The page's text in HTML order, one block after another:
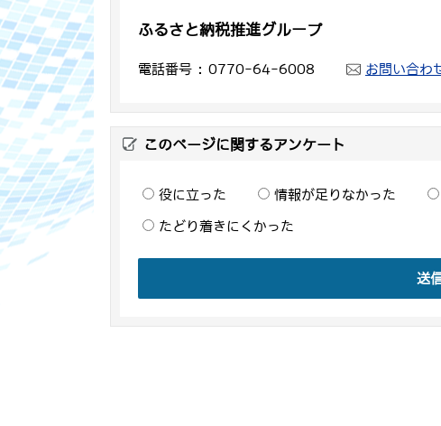
ふるさと納税推進グループ
電話番号 0770-64-6008 お問い合わ
このページに関するアンケート
役に立った 情報が足りなかった
たどり着きにくかった
送